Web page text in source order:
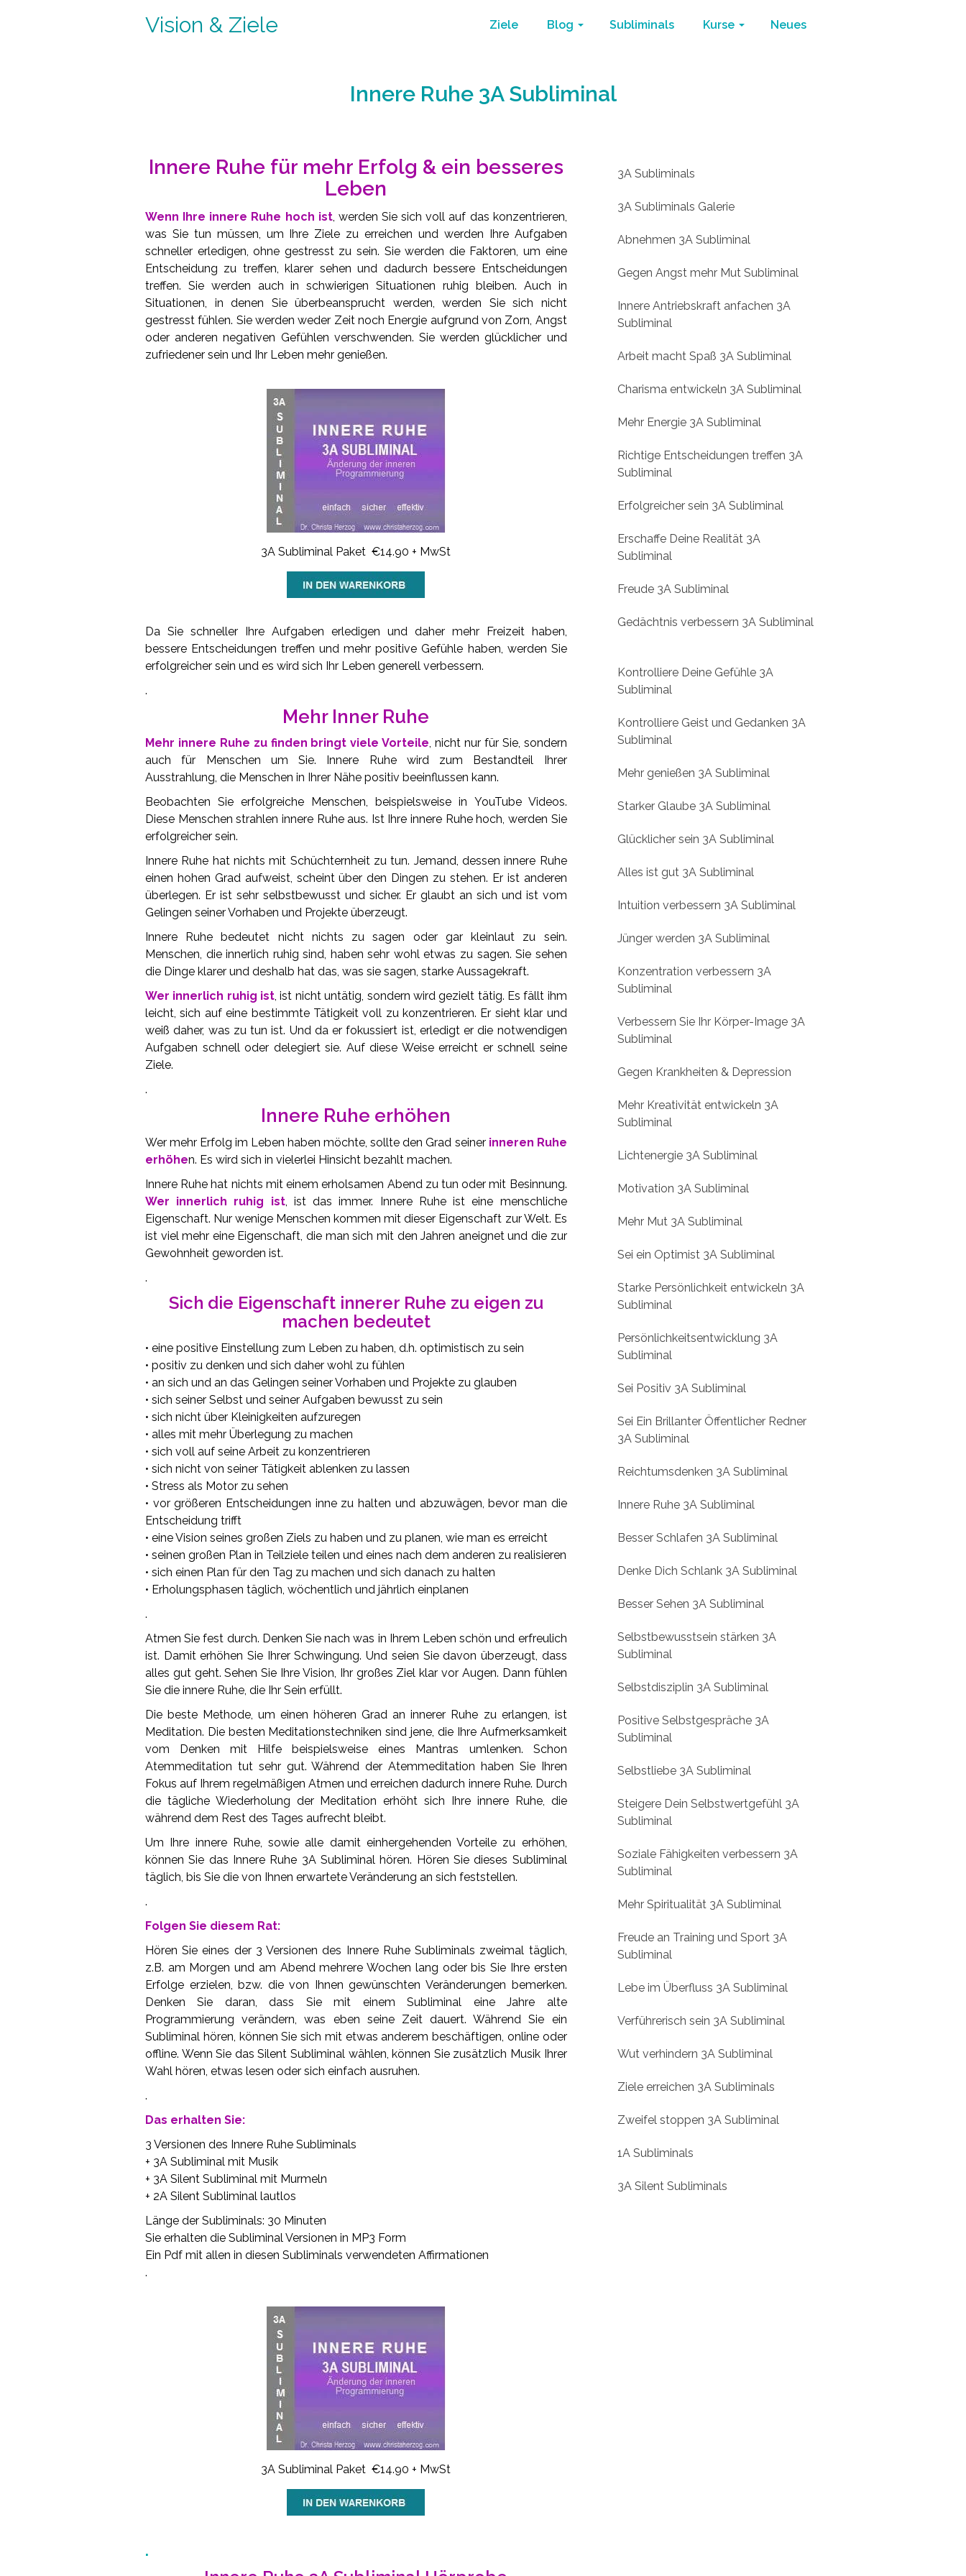
Vision & Ziele Ziele Blog Subliminals Kurse Neues
Innere Ruhe 3A Subliminal
Innere Ruhe für mehr Erfolg & ein besseres
Leben
Wenn Ihre innere Ruhe hoch ist, werden Sie sich voll auf das konzentrieren,
was Sie tun müssen, um Ihre Ziele zu erreichen und werden Ihre Aufgaben
schneller erledigen, ohne gestresst zu sein. Sie werden die Faktoren, um eine
Entscheidung zu treffen, klarer sehen und dadurch bessere Entscheidungen
treffen. Sie werden auch in schwierigen Situationen ruhig bleiben. Auch in
Situationen, in denen Sie überbeansprucht werden, werden Sie sich nicht
gestresst fühlen. Sie werden weder Zeit noch Energie aufgrund von Zorn, Angst
oder anderen negativen Gefühlen verschwenden. Sie werden glücklicher und
zufriedener sein und Ihr Leben mehr genießen.
3A Subliminal Paket €14.90 + MwSt
Da Sie schneller Ihre Aufgaben erledigen und daher mehr Freizeit haben,
bessere Entscheidungen treffen und mehr positive Gefühle haben, werden Sie
erfolgreicher sein und es wird sich Ihr Leben generell verbessern.
.
Mehr Inner Ruhe
Mehr innere Ruhe zu finden bringt viele Vorteile, nicht nur für Sie, sondern
auch für Menschen um Sie. Innere Ruhe wird zum Bestandteil Ihrer
Ausstrahlung, die Menschen in Ihrer Nähe positiv beeinflussen kann.
Beobachten Sie erfolgreiche Menschen, beispielsweise in YouTube Videos.
Diese Menschen strahlen innere Ruhe aus. Ist Ihre innere Ruhe hoch, werden Sie
erfolgreicher sein.
Innere Ruhe hat nichts mit Schüchternheit zu tun. Jemand, dessen innere Ruhe
einen hohen Grad aufweist, scheint über den Dingen zu stehen. Er ist anderen
überlegen. Er ist sehr selbstbewusst und sicher. Er glaubt an sich und ist vom
Gelingen seiner Vorhaben und Projekte überzeugt.
Innere Ruhe bedeutet nicht nichts zu sagen oder gar kleinlaut zu sein.
Menschen, die innerlich ruhig sind, haben sehr wohl etwas zu sagen. Sie sehen
die Dinge klarer und deshalb hat das, was sie sagen, starke Aussagekraft.
Wer innerlich ruhig ist, ist nicht untätig, sondern wird gezielt tätig. Es fällt ihm
leicht, sich auf eine bestimmte Tätigkeit voll zu konzentrieren. Er sieht klar und
weiß daher, was zu tun ist. Und da er fokussiert ist, erledigt er die notwendigen
Aufgaben schnell oder delegiert sie. Auf diese Weise erreicht er schnell seine
Ziele.
.
Innere Ruhe erhöhen
Wer mehr Erfolg im Leben haben möchte, sollte den Grad seiner inneren Ruhe
erhöhen. Es wird sich in vielerlei Hinsicht bezahlt machen.
Innere Ruhe hat nichts mit einem erholsamen Abend zu tun oder mit Besinnung.
Wer innerlich ruhig ist, ist das immer. Innere Ruhe ist eine menschliche
Eigenschaft. Nur wenige Menschen kommen mit dieser Eigenschaft zur Welt. Es
ist viel mehr eine Eigenschaft, die man sich mit den Jahren aneignet und die zur
Gewohnheit geworden ist.
.
Sich die Eigenschaft innerer Ruhe zu eigen zu
machen bedeutet
• eine positive Einstellung zum Leben zu haben, d.h. optimistisch zu sein
• positiv zu denken und sich daher wohl zu fühlen
• an sich und an das Gelingen seiner Vorhaben und Projekte zu glauben
• sich seiner Selbst und seiner Aufgaben bewusst zu sein
• sich nicht über Kleinigkeiten aufzuregen
• alles mit mehr Überlegung zu machen
• sich voll auf seine Arbeit zu konzentrieren
• sich nicht von seiner Tätigkeit ablenken zu lassen
• Stress als Motor zu sehen
• vor größeren Entscheidungen inne zu halten und abzuwägen, bevor man die
Entscheidung trifft
• eine Vision seines großen Ziels zu haben und zu planen, wie man es erreicht
• seinen großen Plan in Teilziele teilen und eines nach dem anderen zu realisieren
• sich einen Plan für den Tag zu machen und sich danach zu halten
• Erholungsphasen täglich, wöchentlich und jährlich einplanen
.
Atmen Sie fest durch. Denken Sie nach was in Ihrem Leben schön und erfreulich
ist. Damit erhöhen Sie Ihrer Schwingung. Und seien Sie davon überzeugt, dass
alles gut geht. Sehen Sie Ihre Vision, Ihr großes Ziel klar vor Augen. Dann fühlen
Sie die innere Ruhe, die Ihr Sein erfüllt.
Die beste Methode, um einen höheren Grad an innerer Ruhe zu erlangen, ist
Meditation. Die besten Meditationstechniken sind jene, die Ihre Aufmerksamkeit
vom Denken mit Hilfe beispielsweise eines Mantras umlenken. Schon
Atemmeditation tut sehr gut. Während der Atemmeditation haben Sie Ihren
Fokus auf Ihrem regelmäßigen Atmen und erreichen dadurch innere Ruhe. Durch
die tägliche Wiederholung der Meditation erhöht sich Ihre innere Ruhe, die
während dem Rest des Tages aufrecht bleibt.
Um Ihre innere Ruhe, sowie alle damit einhergehenden Vorteile zu erhöhen,
können Sie das Innere Ruhe 3A Subliminal hören. Hören Sie dieses Subliminal
täglich, bis Sie die von Ihnen erwartete Veränderung an sich feststellen.
.
Folgen Sie diesem Rat:
Hören Sie eines der 3 Versionen des Innere Ruhe Subliminals zweimal täglich,
z.B. am Morgen und am Abend mehrere Wochen lang oder bis Sie Ihre ersten
Erfolge erzielen, bzw. die von Ihnen gewünschten Veränderungen bemerken.
Denken Sie daran, dass Sie mit einem Subliminal eine Jahre alte
Programmierung verändern, was eben seine Zeit dauert. Während Sie ein
Subliminal hören, können Sie sich mit etwas anderem beschäftigen, online oder
offline. Wenn Sie das Silent Subliminal wählen, können Sie zusätzlich Musik Ihrer
Wahl hören, etwas lesen oder sich einfach ausruhen.
.
Das erhalten Sie:
3 Versionen des Innere Ruhe Subliminals
+ 3A Subliminal mit Musik
+ 3A Silent Subliminal mit Murmeln
+ 2A Silent Subliminal lautlos
Länge der Subliminals: 30 Minuten
Sie erhalten die Subliminal Versionen in MP3 Form
Ein Pdf mit allen in diesen Subliminals verwendeten Affirmationen
.
3A Subliminal Paket €14.90 + MwSt
.
3A Subliminals
3A Subliminals Galerie
Abnehmen 3A Subliminal
Gegen Angst mehr Mut Subliminal
Innere Antriebskraft anfachen 3A
Subliminal
Arbeit macht Spaß 3A Subliminal
Charisma entwickeln 3A Subliminal
Mehr Energie 3A Subliminal
Richtige Entscheidungen treffen 3A
Subliminal
Erfolgreicher sein 3A Subliminal
Erschaffe Deine Realität 3A
Subliminal
Freude 3A Subliminal
Gedächtnis verbessern 3A Subliminal
Kontrolliere Deine Gefühle 3A
Subliminal
Kontrolliere Geist und Gedanken 3A
Subliminal
Mehr genießen 3A Subliminal
Starker Glaube 3A Subliminal
Glücklicher sein 3A Subliminal
Alles ist gut 3A Subliminal
Intuition verbessern 3A Subliminal
Jünger werden 3A Subliminal
Konzentration verbessern 3A
Subliminal
Verbessern Sie Ihr Körper-Image 3A
Subliminal
Gegen Krankheiten & Depression
Mehr Kreativität entwickeln 3A
Subliminal
Lichtenergie 3A Subliminal
Motivation 3A Subliminal
Mehr Mut 3A Subliminal
Sei ein Optimist 3A Subliminal
Starke Persönlichkeit entwickeln 3A
Subliminal
Persönlichkeitsentwicklung 3A
Subliminal
Sei Positiv 3A Subliminal
Sei Ein Brillanter Öffentlicher Redner
3A Subliminal
Reichtumsdenken 3A Subliminal
Innere Ruhe 3A Subliminal
Besser Schlafen 3A Subliminal
Denke Dich Schlank 3A Subliminal
Besser Sehen 3A Subliminal
Selbstbewusstsein stärken 3A
Subliminal
Selbstdisziplin 3A Subliminal
Positive Selbstgespräche 3A
Subliminal
Selbstliebe 3A Subliminal
Steigere Dein Selbstwertgefühl 3A
Subliminal
Soziale Fähigkeiten verbessern 3A
Subliminal
Mehr Spiritualität 3A Subliminal
Freude an Training und Sport 3A
Subliminal
Lebe im Überfluss 3A Subliminal
Verführerisch sein 3A Subliminal
Wut verhindern 3A Subliminal
Ziele erreichen 3A Subliminals
Zweifel stoppen 3A Subliminal
1A Subliminals
3A Silent Subliminals